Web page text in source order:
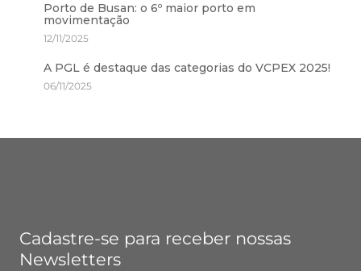
Porto de Busan: o 6º maior porto em
movimentação
12/11/2025
A PGL é destaque das categorias do VCPEX 2025!
06/11/2025
Cadastre-se para receber nossas
Newsletters